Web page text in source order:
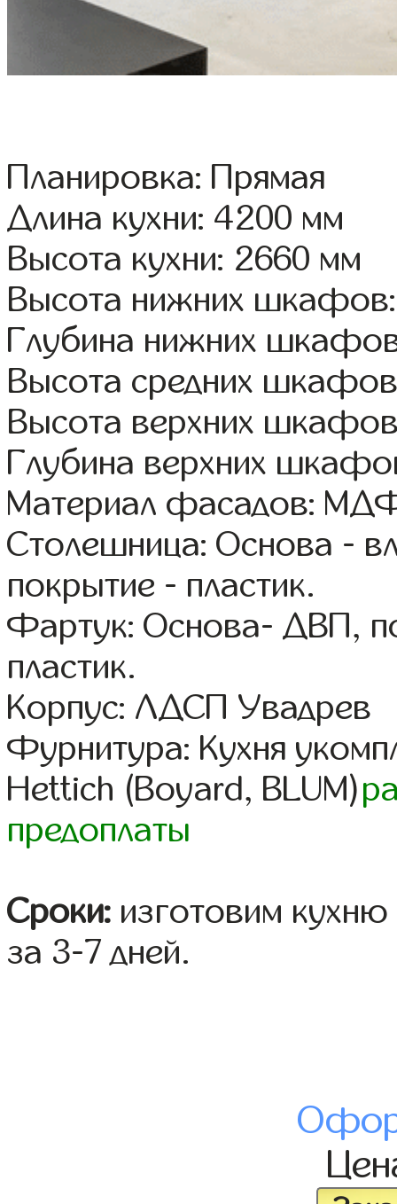
Планировка: Прямая
Длина кухни: 4200 мм
Высота кухни: 2660 мм
Высота нижних
Глубина нижних
Высота средних
Высота верхних
Глубина верхних
Материал фасадов:
Столешница: Основа -
покрытие - пластик.
Фартук: Основа- ДВП,
пластик.
Корпус: ЛДСП Увадрев
Фурнитура: Кухня
Hettich (Boyard, BLUM)
предоплаты
Сроки: изготовим
за 3-7 дней.